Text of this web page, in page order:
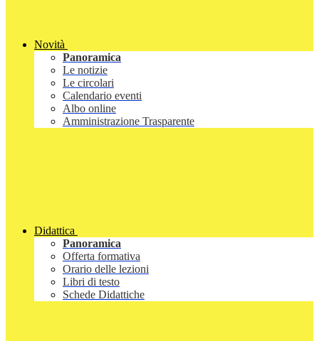
Novità
Panoramica
Le notizie
Le circolari
Calendario eventi
Albo online
Amministrazione Trasparente
Didattica
Panoramica
Offerta formativa
Orario delle lezioni
Libri di testo
Schede Didattiche